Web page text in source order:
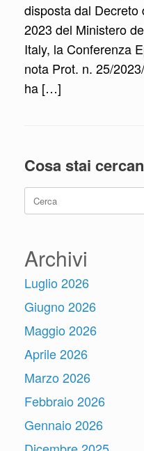
disposta dal
2023 del Ministero
Italy, la Conferenza
nota Prot. n. 25/
ha […]
Cosa stai
Ricerca
per:
Archivi
Luglio 2026
Giugno 2026
Maggio 2026
Aprile 2026
Marzo 2026
Febbraio 2026
Gennaio 2026